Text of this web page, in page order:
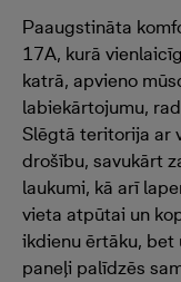
Paaugstināta
17A, kurā
katrā, apvieno
labiekārtojumu,
Slēgtā teritorija ar
drošību, savukārt
laukumi, kā arī
vieta atpūtai un
ikdienu ērtāku, bet
paneļi palīdzēs